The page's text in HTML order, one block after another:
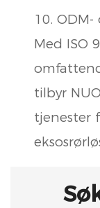
10.
Med ISO
tilbyr
tjenester